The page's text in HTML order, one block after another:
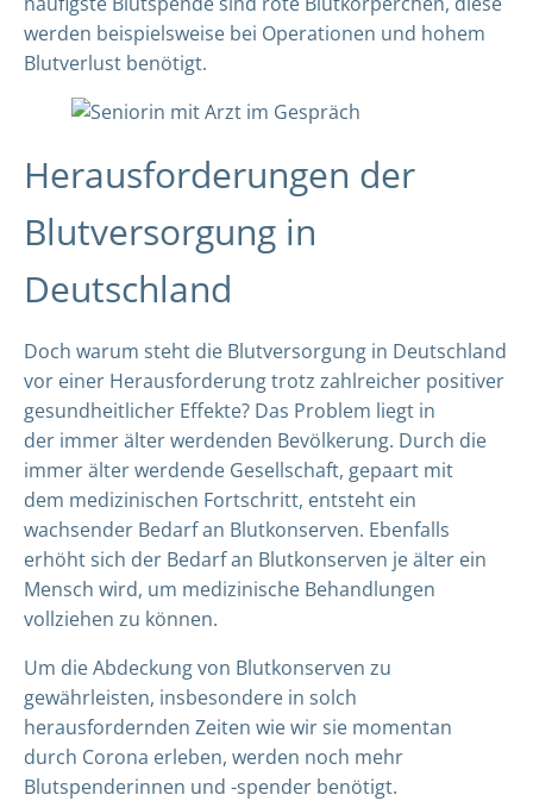
werden beispielsweise bei Operationen und hohem
Blutverlust benötigt.
Herausforderungen der
Blutversorgung in
Deutschland
Doch warum steht die Blutversorgung in Deutschland
vor einer Herausforderung trotz zahlreicher positiver
gesundheitlicher Effekte? Das Problem liegt in
der immer älter werdenden Bevölkerung. Durch die
immer älter werdende Gesellschaft, gepaart mit
dem medizinischen Fortschritt, entsteht ein
wachsender Bedarf an Blutkonserven. Ebenfalls
erhöht sich der Bedarf an Blutkonserven je älter ein
Mensch wird, um medizinische Behandlungen
vollziehen zu können.
Um die Abdeckung von Blutkonserven zu
gewährleisten, insbesondere in solch
herausfordernden Zeiten wie wir sie momentan
durch Corona erleben, werden noch mehr
Blutspenderinnen und -spender benötigt.